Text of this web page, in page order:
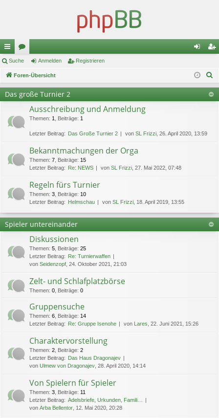
ch
ne
llz
riff
or
en m ist
rie
Suche Anmelden Registrieren
Foren-Übersicht
Das große Turnier 2
Ausschreibung und Anmeldung
Themen: 1 Beiträge: 1
Letzter Beitrag: Das Große Turnier 2 von SL Frizzi , 26. April 2020, 13:59
Bekanntmachungen der Orga
Themen: 7 Beiträge: 15
Letzter Beitrag: Re: NEWS von SL Frizzi , 27. Mai 2022, 07:48
Regeln fürs Turnier
Themen: 3 Beiträge: 10
Letzter Beitrag: Helmschau von SL Frizzi , 18. April 2019, 13:55
Spieler untereinander
Diskussionen
Themen: 5 Beiträge: 25
Letzter Beitrag: Re: Turnierwaffen
von Seidenzopf , 24. Oktober 2021, 21:03
Zelt- und Schlafplatzbörse
Themen: 0 Beiträge: 0
Gruppensuche
Themen: 6 Beiträge: 14
Letzter Beitrag: Re: Gruppe Isenohe von Lares , 22. Juni 2021, 15:26
Charaktervorstellung
Themen: 2 Beiträge: 2
Letzter Beitrag: Das Haus Dragonajev
von Ulmew von Dragonajev , 28. April 2020, 14:14
Von Spielern für Spieler
Themen: 3 Beiträge: 11
Letzter Beitrag: Adelsbriefe, Urkunden, Famili…
von Arba Bellentor , 12. Mai 2020, 20:28